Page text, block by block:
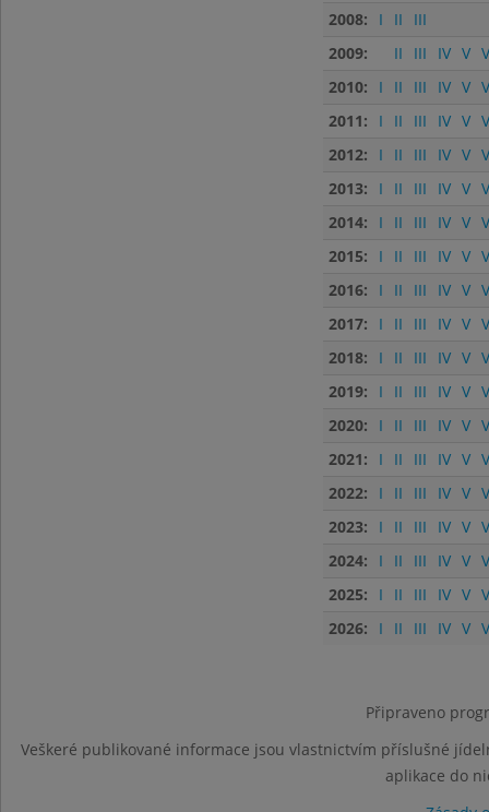
2008: I II
III
2009:
II III IV V
2010:
I II III IV V
2011:
I II III IV V
2012:
I II III IV V
2013:
I II III IV V
2014:
I II III IV V
2015:
I II III IV V
2016:
I II III IV V
2017:
I II III IV V
2018:
I II III IV V
2019:
I II III IV V
2020:
I II III IV V
2021:
I II III IV V
2022:
I II III IV V
2023:
I II III IV V
2024:
I II III IV V
2025:
I II III IV V
2026:
I II III IV V
Připraveno
Veškeré publikované informace jsou vlastnictvím příslušné
aplikace do